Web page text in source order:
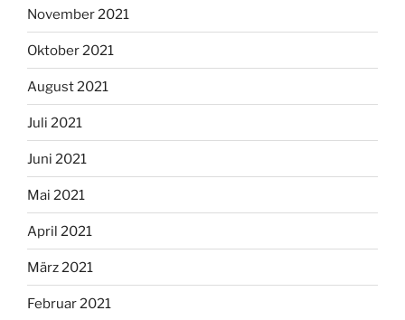
November 2021
Oktober 2021
August 2021
Juli 2021
Juni 2021
Mai 2021
April 2021
März 2021
Februar 2021